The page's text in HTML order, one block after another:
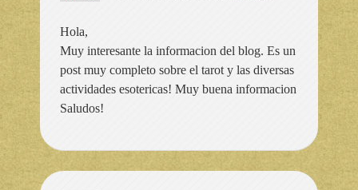
Hola,
Muy interesante la informacion del blog. Es un
post muy completo sobre el tarot y las diversas
actividades esotericas! Muy buena informacion
Saludos!